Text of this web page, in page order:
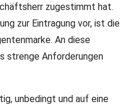
zugestimmt hat.
zur Eintragung vor, ist die
An diese
strenge Anforderungen
unbedingt und auf eine